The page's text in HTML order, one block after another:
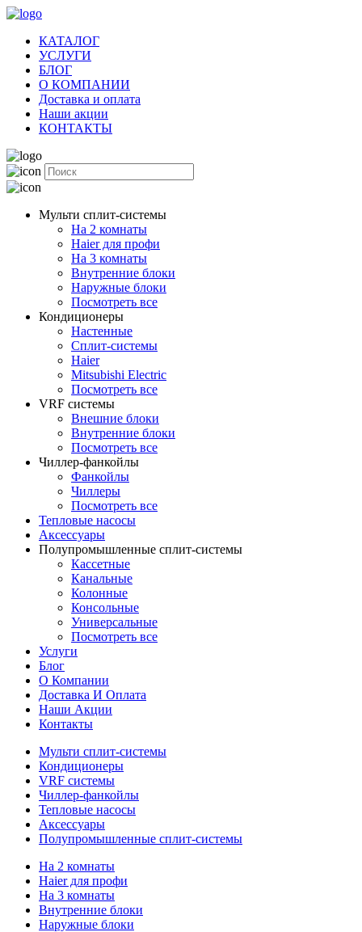
КАТАЛОГ
УСЛУГИ
БЛОГ
О КОМПАНИИ
Доставка и оплата
Наши акции
КОНТАКТЫ
Мульти сплит-системы
На 2 комнаты
Haier для профи
На 3 комнаты
Внутренние блоки
Наружные блоки
Посмотреть все
Кондиционеры
Настенные
Сплит-системы
Haier
Mitsubishi Electric
Посмотреть все
VRF системы
Внешние блоки
Внутренние блоки
Посмотреть все
Чиллер-фанкойлы
Фанкойлы
Чиллеры
Посмотреть все
Тепловые насосы
Аксессуары
Полупромышленные сплит-системы
Кассетные
Канальные
Колонные
Консольные
Универсальные
Посмотреть все
Услуги
Блог
О Компании
Доставка И Оплата
Наши Акции
Контакты
Мульти сплит-системы
Кондиционеры
VRF системы
Чиллер-фанкойлы
Тепловые насосы
Аксессуары
Полупромышленные сплит-системы
На 2 комнаты
Haier для профи
На 3 комнаты
Внутренние блоки
Наружные блоки